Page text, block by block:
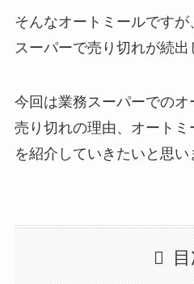
そんなオートミールです
スーパーで売り切れが続
今回は業務スーパーでの
売り切れの理由、オート
を紹介していきたいと思い